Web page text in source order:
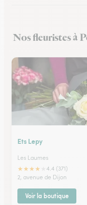
Fleuristes à
Nos fleuristes à
Ets Lepy
Les Laumes
★★★★
4.4 (371)
2, avenue de Dijon
Voir la boutique